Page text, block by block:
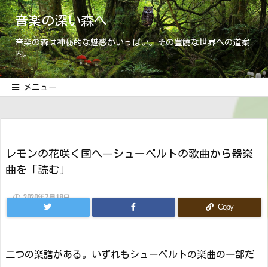
音楽の深い森へ
音楽の森は神秘的な魅惑がいっぱい。その豊饒な世界への道案
内。
メニュー
レモンの花咲く国へ―シューベルトの歌曲から器楽
曲を「読む」
2020年7月18日
Copy
二つの楽譜がある。いずれもシューベルトの楽曲の一部だ